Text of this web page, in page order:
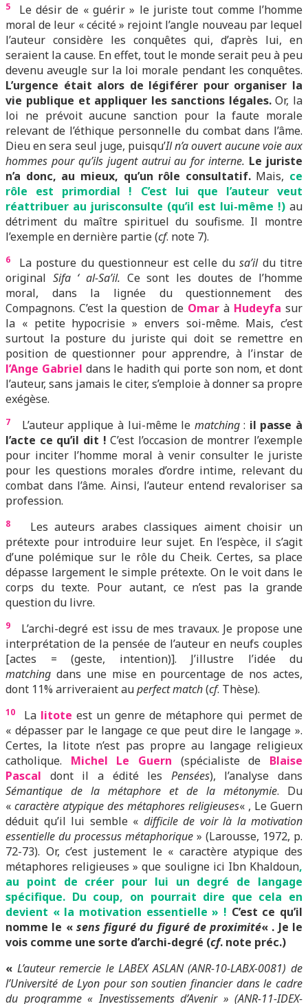
5
Le désir de « guérir » le juriste tout comme l’homme
moral de leur « cécité » rejoint l’angle nouveau par lequel
l’auteur considère les conquêtes qui, d’après lui, en
seraient la cause. En effet, tout le monde serait peu à peu
devenu aveugle sur la loi morale pendant les conquêtes.
L’urgence était alors de légiférer pour organiser la
vie publique et appliquer les sanctions légales.Or, la
loi ne prévoit aucune sanction pour la faute morale
relevant de l’éthique personnelle du combat dans l’âme.
Dieu en sera seul juge, puisqu’Il n’a ouvert aucune voie aux
hommes pour qu’ils jugent autrui au for interne. Le juriste
n’a donc, au mieux, qu’un rôle consultatif.Mais, ce
rôle est primordial ! C’est lui que l’auteur veut
réattribuer au jurisconsulte (qu’il est lui-même !) au
détriment du maître spirituel du soufisme. Il montre
l’exemple en dernière partie (cf. note 7).
6 La posture du questionneur est celle dusa’ildu titre
original Sifa ‘ al-Sa’il. Ce sont les doutes de l’homme
moral, dans la lignée du questionnement des
Compagnons. C’est la question de Omarà Hudeyfa sur
la « petite hypocrisie » envers soi-même. Mais, c’est
surtout la posture du juriste qui doit se remettre en
position de questionner pour apprendre, à l’instar de
l’Ange Gabriel dans le hadith qui porte son nom, et dont
l’auteur, sans jamais le citer, s’emploie à donner sa propre
exégèse.
7 L’auteur applique à lui-même le matching: il passe à
l’acte ce qu’il dit ! C’est l’occasion de montrer l’exemple
pour inciter l’homme moral à venir consulter le juriste
pour les questions morales d’ordre intime, relevant du
combat dans l’âme. Ainsi, l’auteur entend revaloriser sa
profession.
8
Les auteurs arabes classiques aiment choisir un
prétexte pour introduire leur sujet. En l’espèce, il s’agit
d’une polémique sur le rôle du Cheik. Certes, sa place
dépasse largement le simple prétexte. On le voit dans le
corps du texte. Pour autant, ce n’est pas la grande
question du livre.
9
L’archi-degré est issu de mes travaux. Je propose une
interprétation de la pensée de l’auteur en neufs couples
[actes = (geste, intention)]. J’illustre l’idée du
matching dans une mise en pourcentage de nos actes,
dont 11% arriveraient auperfect match(cf. Thèse).
10 La litote est un genre de métaphore qui permet de
« dépasser par le langage ce que peut dire le langage ».
Certes, la litote n’est pas propre au langage religieux
catholique. Michel Le Guern (spécialiste de Blaise
Pascal dont il a édité les Pensées), l’analyse dans
Sémantique de la métaphore et de la métonymie. Du
« caractère atypique des métaphores religieuses« , Le Guern
déduit qu’il lui semble « difficile de voir là la motivation
essentielle du processus métaphorique » (Larousse, 1972, p.
72-73). Or, c’est justement le « caractère atypique des
métaphores religieuses » que souligne ici Ibn Khaldoun,
au point de créer pour lui un degré de langage
spécifique. Du coup, on pourrait dire que cela en
devient « la motivation essentielle » ! C’est ce qu’il
nomme le « sens figuré du figuré de proximité« . Je le
vois comme une sorte d’archi-degré (cf. note préc.)
« L’auteur remercie le LABEX ASLAN (ANR-10-LABX-0081) de
l’Université de Lyon pour son soutien financier dans le cadre
du programme « Investissements d’Avenir » (ANR-11-IDEX-